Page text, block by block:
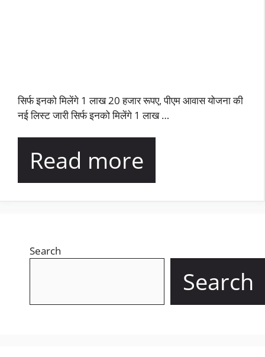
सिर्फ इनको मिलेंगे 1 लाख 20 हजार रूपए, पीएम आवास योजना की
नई लिस्ट जारी सिर्फ इनको मिलेंगे 1 लाख …
Read more
Search
Search